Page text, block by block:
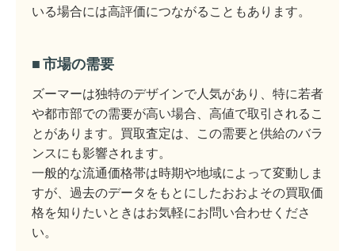
いる場合には高評価につながることもあります。
市場の需要
ズーマーは独特のデザインで人気があり、特に若者
や都市部での需要が高い場合、高値で取引されるこ
とがあります。買取査定は、この需要と供給のバラ
ンスにも影響されます。
一般的な流通価格帯は時期や地域によって変動しま
すが、過去のデータをもとにしたおおよその買取価
格を知りたいときはお気軽にお問い合わせくださ
い。